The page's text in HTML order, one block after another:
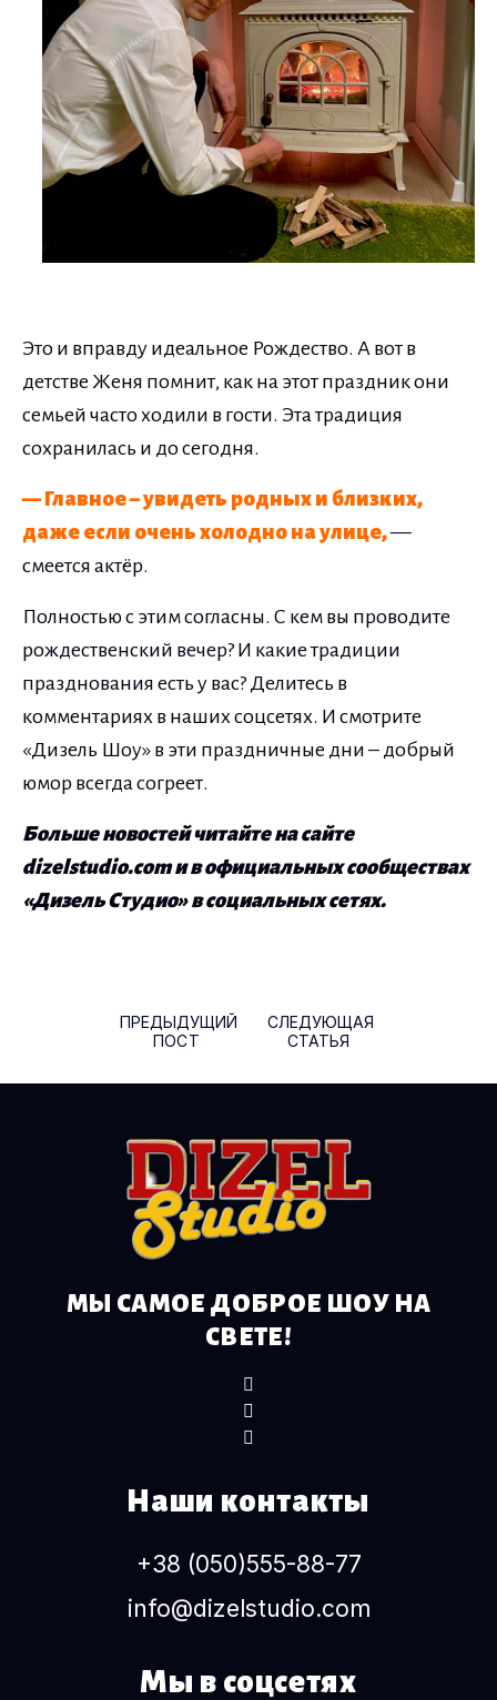
Это и вправду идеальное Рождество. А вот в
детстве Женя помнит, как на этот праздник они
семьей часто ходили в гости. Эта традиция
сохранилась и до сегодня.
— Главное – увидеть родных и близких,
даже если очень холодно на улице,—
смеется актёр.
Полностью с этим согласны. С кем вы проводите
рождественский вечер? И какие традиции
празднования есть у вас? Делитесь в
комментариях в наших соцсетях. И смотрите
«Дизель Шоу» в эти праздничные дни – добрый
юмор всегда согреет.
Больше новостей читайте на сайте
dizelstudio.com и в официальных сообществах
«Дизель Студио» в социальных сетях.
ПРЕДЫДУЩИЙ
ПОСТ
СЛЕДУЮЩАЯ
СТАТЬЯ
МЫ САМОЕ ДОБРОЕ ШОУ НА
СВЕТЕ!
Наши контакты
+38 (050)555-88-77
info@dizelstudio.com
Мы в соцсетях